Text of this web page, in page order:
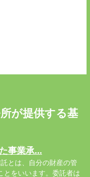
が提供する基
事業承...
とは、自分の財産の管
とをいいます。委託者は